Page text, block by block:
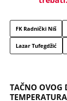
FK Radnički Niš
Lazar Tufegdžić
TAČNO OVOG